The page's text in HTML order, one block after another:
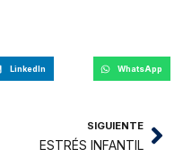
LinkedIn WhatsApp
SIGUIENTE
ESTRÉS INFANTIL